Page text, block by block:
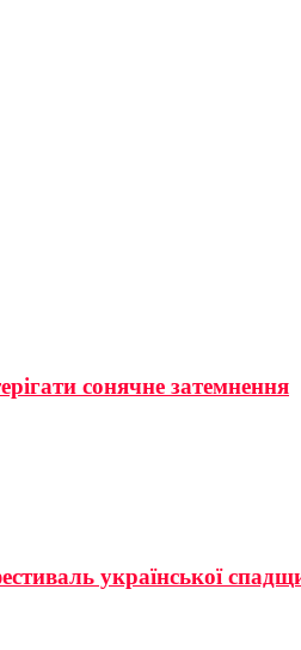
сонячне затемнення
української